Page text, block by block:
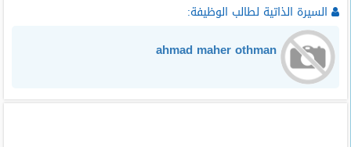
السيرة الذاتية لطالب الوظيفة:
ahmad maher othman